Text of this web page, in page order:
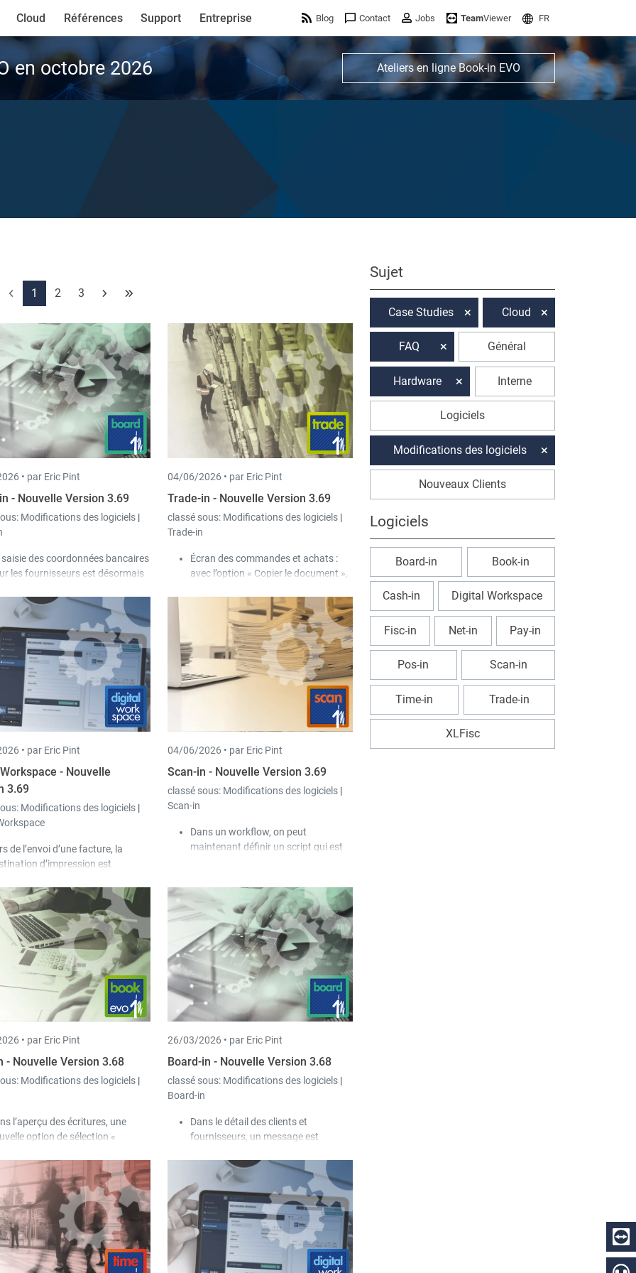
Cloud Références Support Entreprise Blog Contact Jobs TeamViewer FR
en octobre 2026 Ateliers en ligne Book-in EVO
1 2 3
• par Eric Pint
- Nouvelle Version 3.69
Modifications des logiciels |
saisie des coordonnées bancaires
les fournisseurs est désormais
les tableaux des achats, ventes
il est désormais possible
une entrée dans un nouvel
via un clic avec le bouton du
de la souris.
04/06/2026 • par Eric Pint
Trade-in - Nouvelle Version 3.69
classé sous: Modifications des logiciels |
Trade-in
Écran des commandes et achats :
avec l’option « Copier le document »,
simultanément le document
sélectionné pour plusieurs
clients/fournisseurs, que l’utilisateur
peut filtrer via une sélection.
• par Eric Pint
- Nouvelle
3.69
Modifications des logiciels |
de l’envoi d’une facture, la
d’impression est
« Envoyer avec Peppol » lorsque
est configuré.
04/06/2026 • par Eric Pint
Scan-in - Nouvelle Version 3.69
classé sous: Modifications des logiciels |
Scan-in
Dans un workflow, on peut
maintenant définir un script qui est
L'accès aux e-mails et calendriers via
« Exchange Web Services » sera
bientôt bloqué par Microsoft.
Désormais, Scan-in supporte cet
accès via « Microsoft Graph API ».
La valeur de la case à cocher «
Afficher toutes les sociétés » est
sauvegardée pour chaque utilisateur.
• par Eric Pint
- Nouvelle Version 3.68
Modifications des logiciels |
l’aperçu des écritures, une
option de sélection «
(Scan-in) » a été ajoutée.
verrouillage lors de la
des journaux a été
:
Il est désormais possible que
plusieurs personnes modifient
simultanément des écritures
26/03/2026 • par Eric Pint
Board-in - Nouvelle Version 3.68
classé sous: Modifications des logiciels |
Board-in
Dans le détail des clients et
fournisseurs, un message est
du client ou du fournisseur diffère de
celle de la société.
Sujet
Case Studies Cloud
FAQ Général
Hardware Interne
Logiciels
Modifications des logiciels
Nouveaux Clients
Logiciels
Board-in Book-in
Cash-in Digital Workspace
Fisc-in Net-in Pay-in
Pos-in Scan-in
Time-in Trade-in
XLFisc